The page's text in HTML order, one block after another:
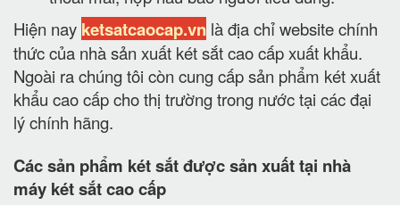
Hiện nay ketsatcaocap.vn là địa chỉ website chính
thức của nhà sản xuất két sắt cao cấp xuất khẩu.
Ngoài ra chúng tôi còn cung cấp sản phẩm két xuất
khẩu cao cấp cho thị trường trong nước tại các đại
lý chính hãng.
Các sản phẩm két sắt được sản xuất tại nhà
máy két sắt cao cấp